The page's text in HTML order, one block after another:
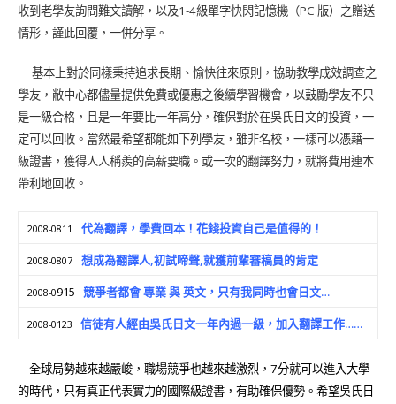
c
e
b
o
o
k
it
te
r
e
g
ra
m
e C
at
e
n
o
te
收到老學友詢問難文讀解，以及1-4級單字快閃記憶機（PC 版）之贈送
情形，謹此回覆，一併分享。
基本上對於同樣秉持追求長期、愉快往來原則，協助教學成效調查之
學友，敝中心都儘量提供免費或優惠之後續學習機會，以鼓勵學友不只
是一級合格，且是一年要比一年高分，確保對於在吳氏日文的投資，一
定可以回收。當然最希望都能如下列學友，雖非名校，一樣可以憑藉一
級證書，獲得人人稱羨的高薪要職。或一次的翻譯努力，就將費用連本
帶利地回收。
2008-0811 代為翻譯，學費回本！花錢投資自己是值得的！
2008-0807 想成為翻譯人,初試啼聲,就獲前輩審稿員的肯定
2008-0915 競爭者都會 專業 與 英文，只有我同時也會日文…
2008-0123 信徒有人經由吳氏日文一年內過一級，加入翻譯工作……
全球局勢越來越嚴峻，職場競爭也越來越激烈，7分就可以進入大學
的時代，只有真正代表實力的國際級證書，有助確保優勢。希望吳氏日